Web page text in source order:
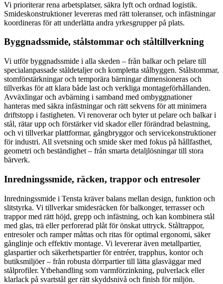
Vi prioriterar rena arbetsplatser, säkra lyft och ordnad logistik.
Smideskonstruktioner levereras med rätt toleranser, och infästningar
koordineras för att underlätta andra yrkesgrupper på plats.
Byggnadssmide, stålstommar och ståltillverkning
Vi utför byggnadssmide i alla skeden – från balkar och pelare till
specialanpassade ståldetaljer och kompletta stålbyggen. Stålstommar,
stomförstärkningar och temporära bärningar dimensioneras och
tillverkas för att klara både last och verkliga montageförhållanden.
Avväxlingar och avbärning i samband med ombyggnationer
hanteras med säkra infästningar och rätt sekvens för att minimera
driftstopp i fastigheten. Vi renoverar och byter ut pelare och balkar i
stål, rätar upp och förstärker vid skador eller förändrad belastning,
och vi tillverkar plattformar, gångbryggor och servicekonstruktioner
för industri. All svetsning och smide sker med fokus på hållfasthet,
geometri och beständighet – från smarta detaljlösningar till stora
bärverk.
Inredningssmide, räcken, trappor och entresoler
Inredningssmide i Tensta kräver balans mellan design, funktion och
slitstyrka. Vi tillverkar smidesräcken för balkonger, terrasser och
trappor med rätt höjd, grepp och infästning, och kan kombinera stål
med glas, trä eller perforerad plåt för önskat uttryck. Ståltrappor,
entresoler och ramper måttas och ritas för optimal ergonomi, säker
gånglinje och effektiv montage. Vi levererar även metallpartier,
glaspartier och säkerhetspartier för entréer, trapphus, kontor och
butiksmiljöer – från robusta dörrpartier till lätta glasväggar med
stålprofiler. Ytbehandling som varmförzinkning, pulverlack eller
klarlack på svartstål ger rätt skyddsnivå och finish för miljön.